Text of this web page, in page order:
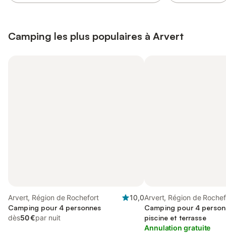
Camping les plus populaires à Arvert
Arvert, Région de Rochefort
10,0
Camping pour 4 personnes
dès50 €par nuit
Arvert, Région de
Camping pour 4
piscine et terrasse
Annulation gratuite